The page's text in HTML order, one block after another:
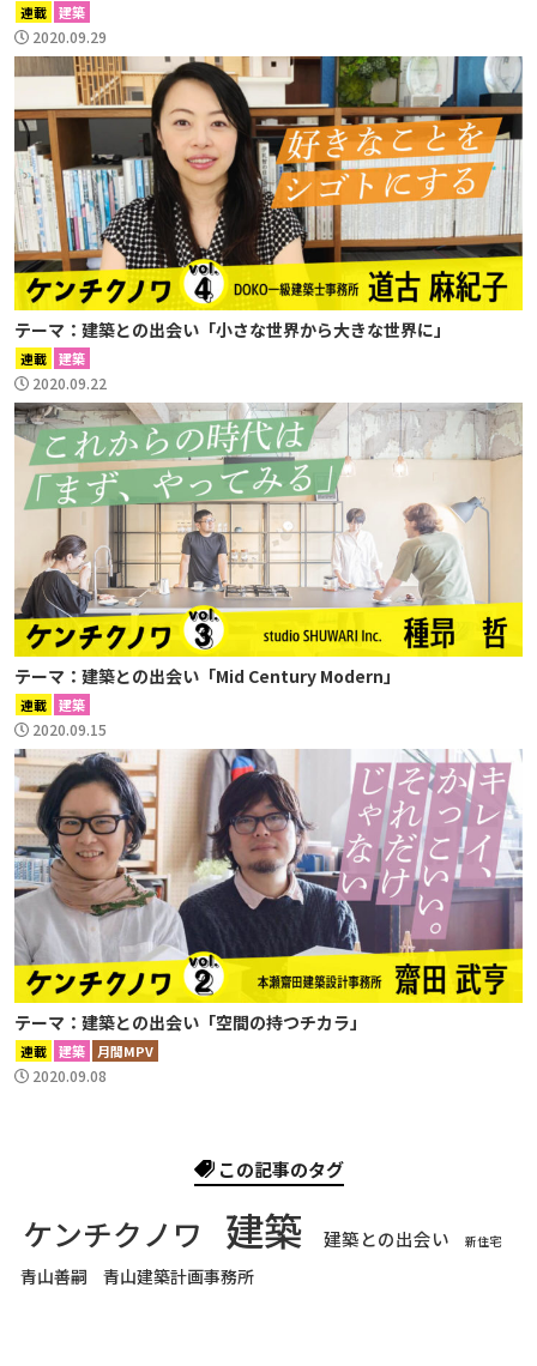
連載 建築
2020.09.29
テーマ：建築との出会い「小さな世界から大きな世界に」
連載 建築
2020.09.22
テーマ：建築との出会い「Mid Century Modern」
連載 建築
2020.09.15
テーマ：建築との出会い「空間の持つチカラ」
連載 建築 月間MPV
2020.09.08
この記事のタグ
ケンチクノワ 建築 建築との出会い 新住宅
青山善嗣 青山建築計画事務所